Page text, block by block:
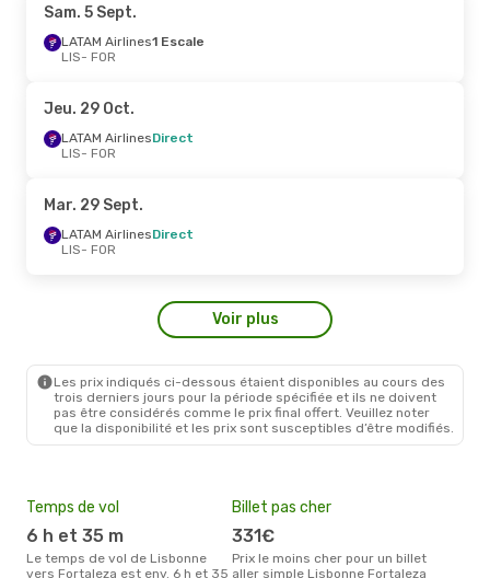
Lun. 19 Oct.- Sam. 31 Oct.
LATAM Airlines
FOR- LIS
TAP Portugal
LIS - FOR
TAP PortugalDirect
FOR
- LIS
- Mar. 1 Sept.
Sam. 5 Sept.
LATAM Airlines1 Escale
LIS- FOR
Jeu. 29 Oct.
LATAM AirlinesDirect
LIS- FOR
Mar. 29 Sept.
LATAM AirlinesDirect
LIS- FOR
Voir plus
Les prix indiqués ci-dessous étaient disponibles au cours des
trois derniers jours pour la période spécifiée et ils ne doivent
pas être considérés comme le prix final offert. Veuillez noter
que la disponibilité et les prix sont susceptibles d’être modifiés.
Temps de vol
6 h et 35 m
Le temps de vol de Lisbonne
vers Fortaleza est env. 6 h et 35
Billet pas cher
331€
Prix le moins cher pour un billet
aller simple Lisbonne Fortaleza